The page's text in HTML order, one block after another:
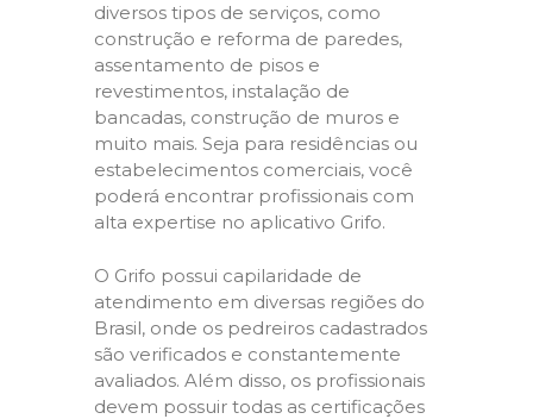
diversos tipos de serviços, como
construção e reforma de paredes,
assentamento de pisos e
revestimentos, instalação de
bancadas, construção de muros e
muito mais. Seja para residências ou
estabelecimentos comerciais, você
poderá encontrar profissionais com
alta expertise no aplicativo Grifo.
O Grifo possui capilaridade de
atendimento em diversas regiões do
Brasil, onde os pedreiros cadastrados
são verificados e constantemente
avaliados. Além disso, os profissionais
devem possuir todas as certificações